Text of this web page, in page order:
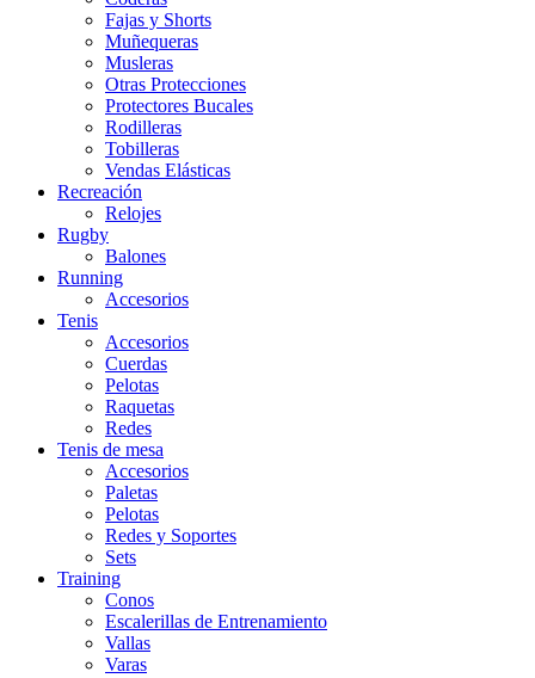
Fajas y Shorts
Muñequeras
Musleras
Otras Protecciones
Protectores Bucales
Rodilleras
Tobilleras
Vendas Elásticas
Recreación
Relojes
Rugby
Balones
Running
Accesorios
Tenis
Accesorios
Cuerdas
Pelotas
Raquetas
Redes
Tenis de mesa
Accesorios
Paletas
Pelotas
Redes y Soportes
Sets
Training
Conos
Escalerillas de Entrenamiento
Vallas
Varas